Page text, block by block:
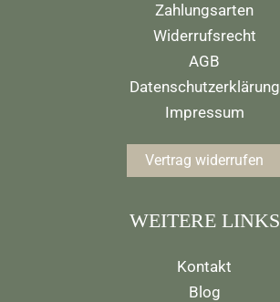
Zahlungsarten
Widerrufsrecht
AGB
Datenschutzerklärung
Impressum
Vertrag widerrufen
WEITERE LINKS
Kontakt
Blog